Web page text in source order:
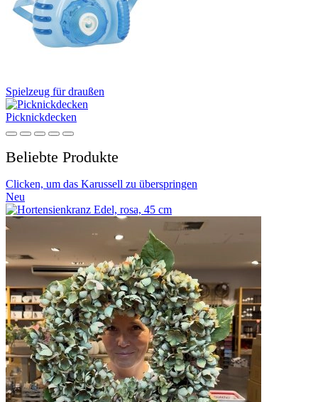
Spielzeug für draußen
Picknickdecken
Beliebte Produkte
Clicken, um das Karussell zu überspringen
Neu